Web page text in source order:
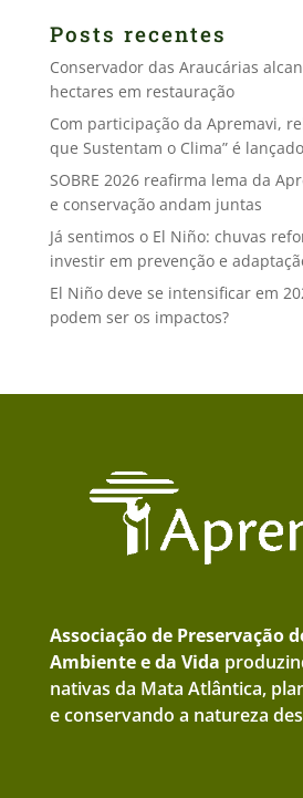
Posts recentes
Conservador das Araucárias
hectares em restauração
Com participação da Apremavi,
que Sustentam o Clima” é
SOBRE 2026 reafirma lema da
e conservação andam juntas
Já sentimos o El Niño: chuvas
investir em prevenção e
El Niño deve se intensificar em
podem ser os impactos?
Associação de Preservação
Ambiente e da Vida
nativas da Mata Atlântica,
e conservando a natureza